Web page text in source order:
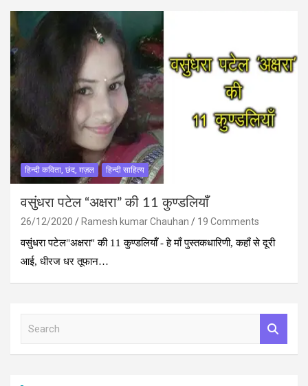
हिन्दी कविता, छंद, ग़ज़ल हिन्दी साहित्य
वसुंधरा पटेल “अक्षरा” की 11 कुण्‍डलियाॅँ
26/12/2020 Ramesh kumar Chauhan
19 Comments
वसुंधरा पटेल"अक्षरा" की 11 कुण्‍डलियाॅँ - हे माँ पुस्तकधारिणी, कहाँ से दूरी
आई, धीरज धर तूफान…